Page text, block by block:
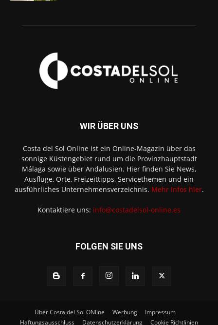
WIR ÜBER UNS
Costa del Sol Online ist ein Online-Magazin über das
sonnige Küstengebiet rund um die Provinzhauptstadt
Málaga sowie über Andalusien. Hier finden Sie News,
Ausflüge, Orte, Freizeittipps, Servicethemen und ein
ausführliches Unternehmensverzeichnis. Mehr Infos hier.
Kontaktiere uns: info@costadelsol-online.es
FOLGEN SIE UNS
Über Costa del Sol ONline Werbung
Impressum
Haftungsausschluss
Datenschutzerklärung Cookie Richtlinien